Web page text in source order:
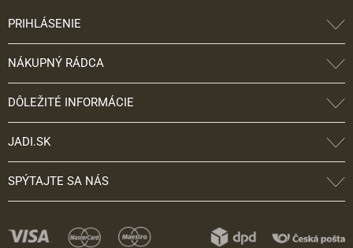
PRIHLÁSENIE
NÁKUPNÝ RÁDCA
DÔLEŽITÉ INFORMÁCIE
JADI.SK
SPÝTAJTE SA NÁS